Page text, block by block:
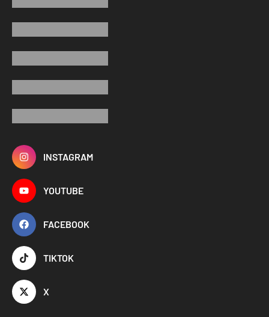
INSTAGRAM
YOUTUBE
FACEBOOK
TIKTOK
X